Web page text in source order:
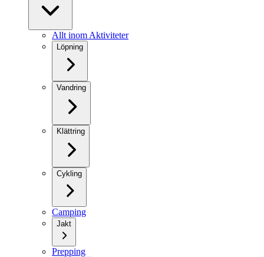
Allt inom Aktiviteter
Löpning
Vandring
Klättring
Cykling
Camping
Jakt
Prepping